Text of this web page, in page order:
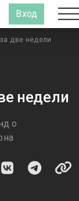
Вход
две недели
недели
о